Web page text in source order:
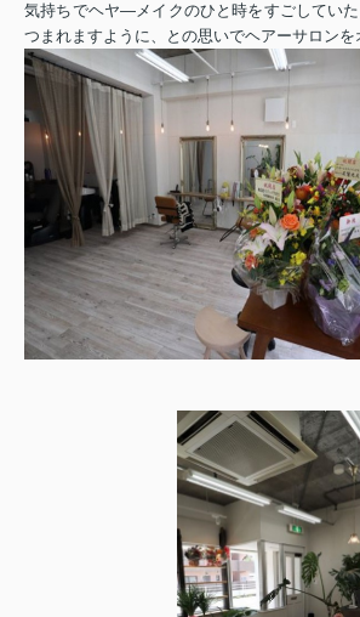
気持ちでヘヤ―メイクのひと時をすごしてい
つまれますように、との思いでヘアーサロンを